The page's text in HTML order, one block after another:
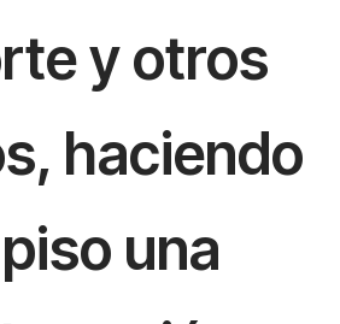
y otros
haciendo
una